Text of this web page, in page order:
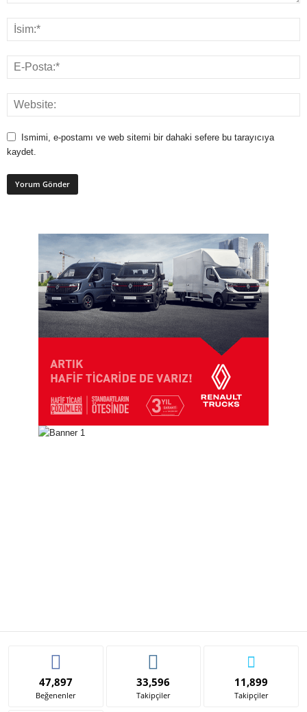
Ismimi, e-postamı ve web sitemi bir dahaki sefere bu tarayıcıya
kaydet.
47,897
Beğenenler
33,596
Takipçiler
11,899
Takipçiler